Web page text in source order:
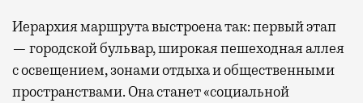
Иерархия маршрута выстроена так: первый этап
— городской бульвар, широкая пешеходная аллея
с освещением, зонами отдыха и общественными
пространствами. Она станет «социальной